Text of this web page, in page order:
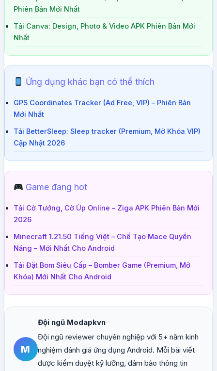
Phiên Bản Mới Nhất
Tải Canva: Design, Photo & Video APK Phiên Bản Mới
Nhất
Ứng dụng khác bạn có thể thích
GPS Coordinates Tracker (Ad Free, VIP) – Phiên Bản
Mới Nhất
Tải BetterSleep: Sleep tracker (Premium, Mở Khóa VIP)
Cập Nhật 2026
Game đang hot
Tải Cờ Tướng, Cờ Úp Online – Ziga APK Phiên Bản Mới
2026
Minecraft 1.21.50 Tiếng Việt – Chế Tạo Mace Quyền
Năng – Mới Nhất Cho Android
Tải Đặt Bom Siêu Cấp – Bomber Game (Premium, Mở
Khóa) Mới Nhất Cho Android
M
Đội ngũ Modapkvn
Đội ngũ reviewer chuyên nghiệp với 5+ năm kinh
nghiệm đánh giá ứng dụng Android. Mỗi bài viết
được kiểm duyệt kỹ lưỡng, đảm bảo thông tin